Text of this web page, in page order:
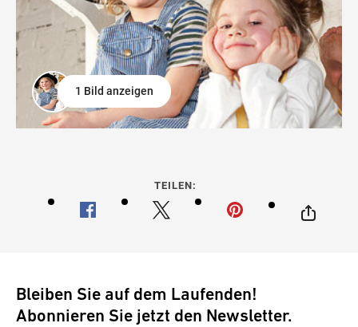
1 Bild anzeigen
TEILEN:
Bleiben Sie auf dem Laufenden!
Abonnieren Sie jetzt den Newsletter.